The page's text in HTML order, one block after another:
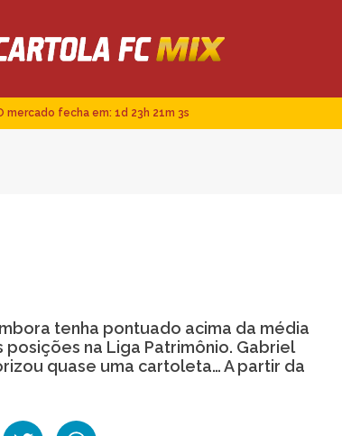
mercado fecha em: 1d 23h 21m 2s
tenha pontuado acima da média
na Liga Patrimônio. Gabriel
quase uma cartoleta… A partir da